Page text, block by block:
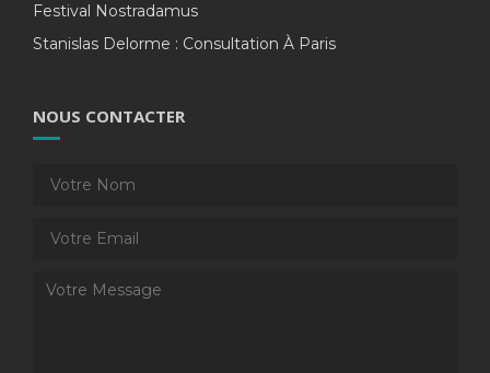
Festival Nostradamus
Stanislas Delorme : Consultation À Paris
NOUS CONTACTER